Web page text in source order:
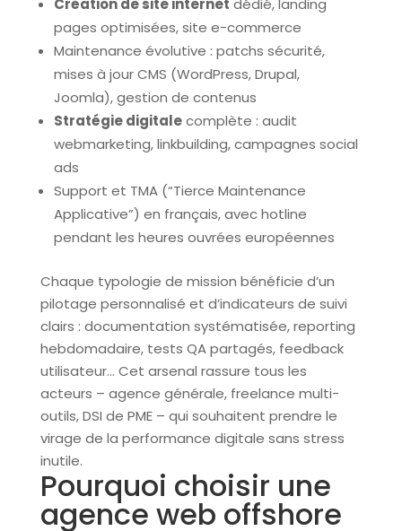
Création de site internet dédié, landing
pages optimisées, site e-commerce
Maintenance évolutive : patchs sécurité,
mises à jour CMS (WordPress, Drupal,
Joomla), gestion de contenus
Stratégie digitalecomplète : audit
webmarketing, linkbuilding, campagnes social
ads
Support et TMA (“Tierce Maintenance
Applicative”) en français, avec hotline
pendant les heures ouvrées européennes
Chaque typologie de mission bénéficie d’un
pilotage personnalisé et d’indicateurs de suivi
clairs : documentation systématisée, reporting
hebdomadaire, tests QA partagés, feedback
utilisateur… Cet arsenal rassure tous les
acteurs – agence générale, freelance multi-
outils, DSI de PME – qui souhaitent prendre le
virage de la performance digitale sans stress
inutile.
Pourquoi choisir une
agence web offshore